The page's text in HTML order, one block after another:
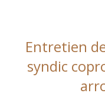
Entretien
syndic